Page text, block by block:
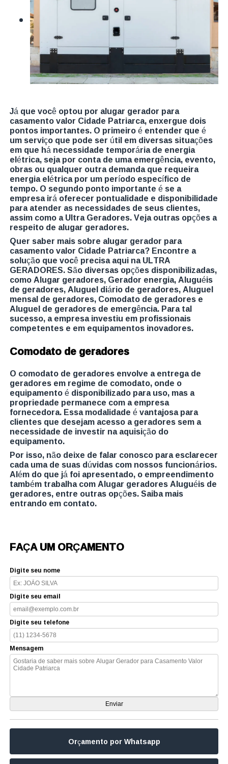
Já que você optou por alugar gerador para
casamento valor Cidade Patriarca, enxergue dois
pontos importantes. O primeiro é entender que é
um serviço que pode ser útil em diversas situações
em que há necessidade temporária de energia
elétrica, seja por conta de uma emergência, evento,
obras ou qualquer outra demanda que requeira
energia elétrica por um período específico de
tempo. O segundo ponto importante é se a
empresa irá oferecer pontualidade e disponibilidade
para atender as necessidades de seus clientes,
assim como a Ultra Geradores. Veja outras opções a
respeito de alugar geradores.
Quer saber mais sobre alugar gerador para
casamento valor Cidade Patriarca? Encontre a
solução que você precisa aqui na ULTRA
GERADORES. São diversas opções disponibilizadas,
como Alugar geradores, Gerador energia, Aluguéis
de geradores, Aluguel diário de geradores, Aluguel
mensal de geradores, Comodato de geradores e
Aluguel de geradores de emergência. Para tal
sucesso, a empresa investiu em profissionais
competentes e em equipamentos inovadores.
Comodato de geradores
O comodato de geradores envolve a entrega de
geradores em regime de comodato, onde o
equipamento é disponibilizado para uso, mas a
propriedade permanece com a empresa
fornecedora. Essa modalidade é vantajosa para
clientes que desejam acesso a geradores sem a
necessidade de investir na aquisição do
equipamento.
Por isso, não deixe de falar conosco para esclarecer
cada uma de suas dúvidas com nossos funcionários.
Além do que já foi apresentado, o empreendimento
também trabalha com Alugar geradores Aluguéis de
geradores, entre outras opções. Saiba mais
entrando em contato.
FAÇA UM ORÇAMENTO
Digite seu nome
Digite seu email
Digite seu telefone
Mensagem
Orçamento por Whatsapp